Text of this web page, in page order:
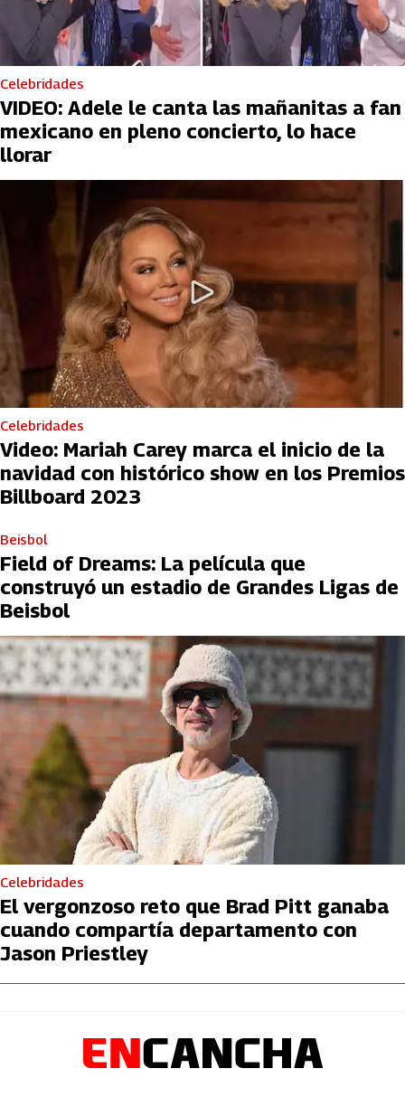
Celebridades
VIDEO: Adele le canta las mañanitas a fan
mexicano en pleno concierto, lo hace
llorar
Celebridades
Video: Mariah Carey marca el inicio de la
navidad con histórico show en los Premios
Billboard 2023
Beisbol
Field of Dreams: La película que
construyó un estadio de Grandes Ligas de
Beisbol
Celebridades
El vergonzoso reto que Brad Pitt ganaba
cuando compartía departamento con
Jason Priestley